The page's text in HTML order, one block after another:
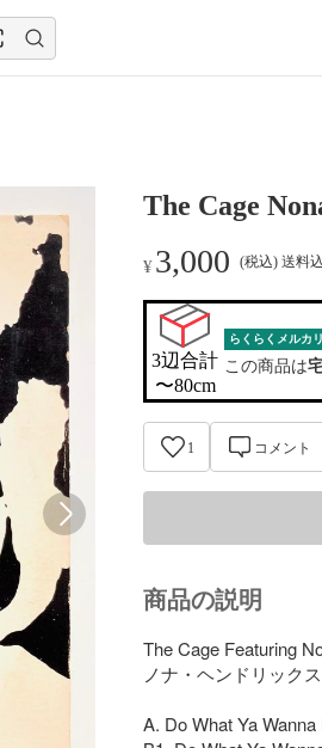
The Cage
¥ 3,000 (税込) 送料
3辺合計
〜80cm
らくらくメルカ
この商品は
1 コメント
商品の説明
The Cage Featuring
ノナ・ヘンドリックス
A. Do What Ya